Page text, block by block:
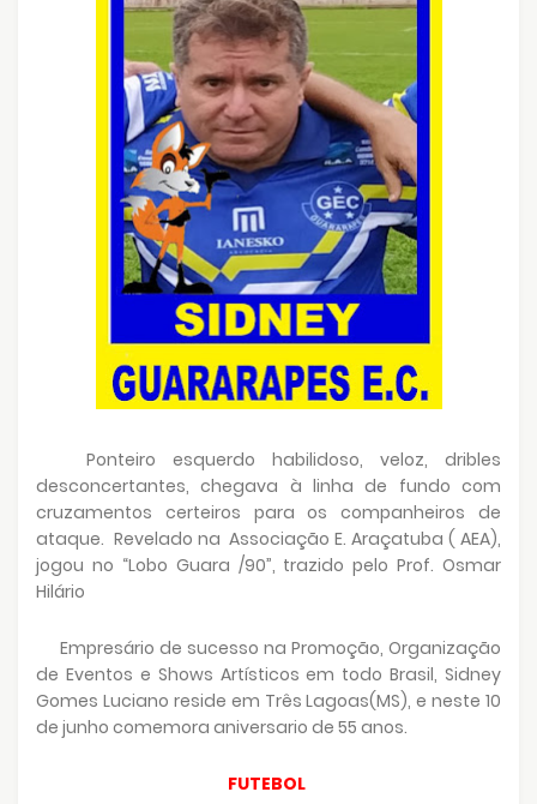
Ponteiro esquerdo habilidoso, veloz, dribles
desconcertantes, chegava à linha de fundo com
cruzamentos certeiros para os companheiros de
ataque. Revelado na Associação E. Araçatuba ( AEA),
jogou no “Lobo Guara /90”, trazido pelo Prof. Osmar
Hilário
Empresário de sucesso na Promoção, Organização
de Eventos e Shows Artísticos em todo Brasil, Sidney
Gomes Luciano reside em Três Lagoas(MS), e neste 10
de junho comemora aniversario de 55 anos.
FUTEBOL